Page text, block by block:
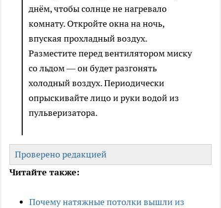
днём, чтобы солнце не нагревало
комнату. Откройте окна на ночь,
впуская прохладный воздух.
Разместите перед вентилятором миску
со льдом — он будет разгонять
холодный воздух. Периодически
опрыскивайте лицо и руки водой из
пульверизатора.
Проверено редакцией
Читайте также:
Почему натяжные потолки вышли из